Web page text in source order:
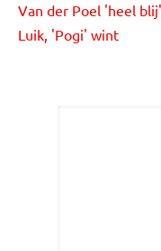
Van der Poel 'heel
Luik, 'Pogi' wint